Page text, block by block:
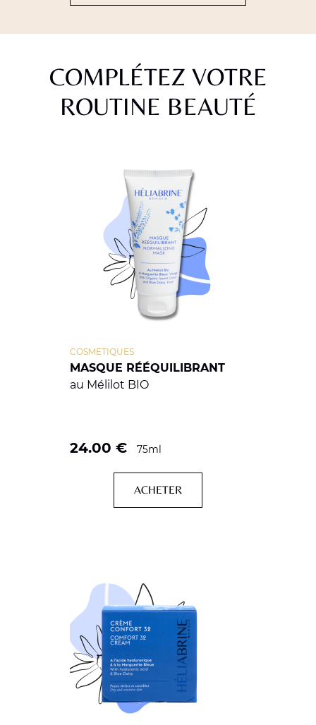
COMPLÉTEZ VOTRE
ROUTINE BEAUTÉ
MASQUE RÉÉQUILIBRANT
COSMETIQUES
au Mélilot BIO
24.00 € 75ml
ACHETER